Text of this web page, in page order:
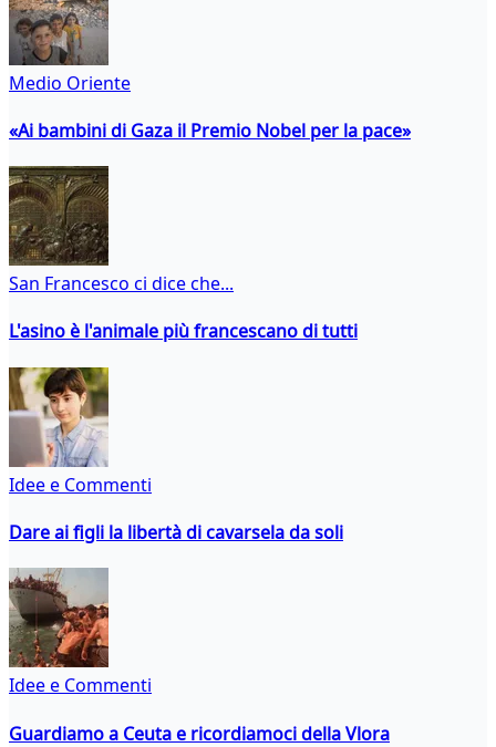
Medio Oriente
«Ai bambini di Gaza il Premio Nobel per la pace»
San Francesco ci dice che...
L'asino è l'animale più francescano di tutti
Idee e Commenti
Dare ai figli la libertà di cavarsela da soli
Idee e Commenti
Guardiamo a Ceuta e ricordiamoci della Vlora